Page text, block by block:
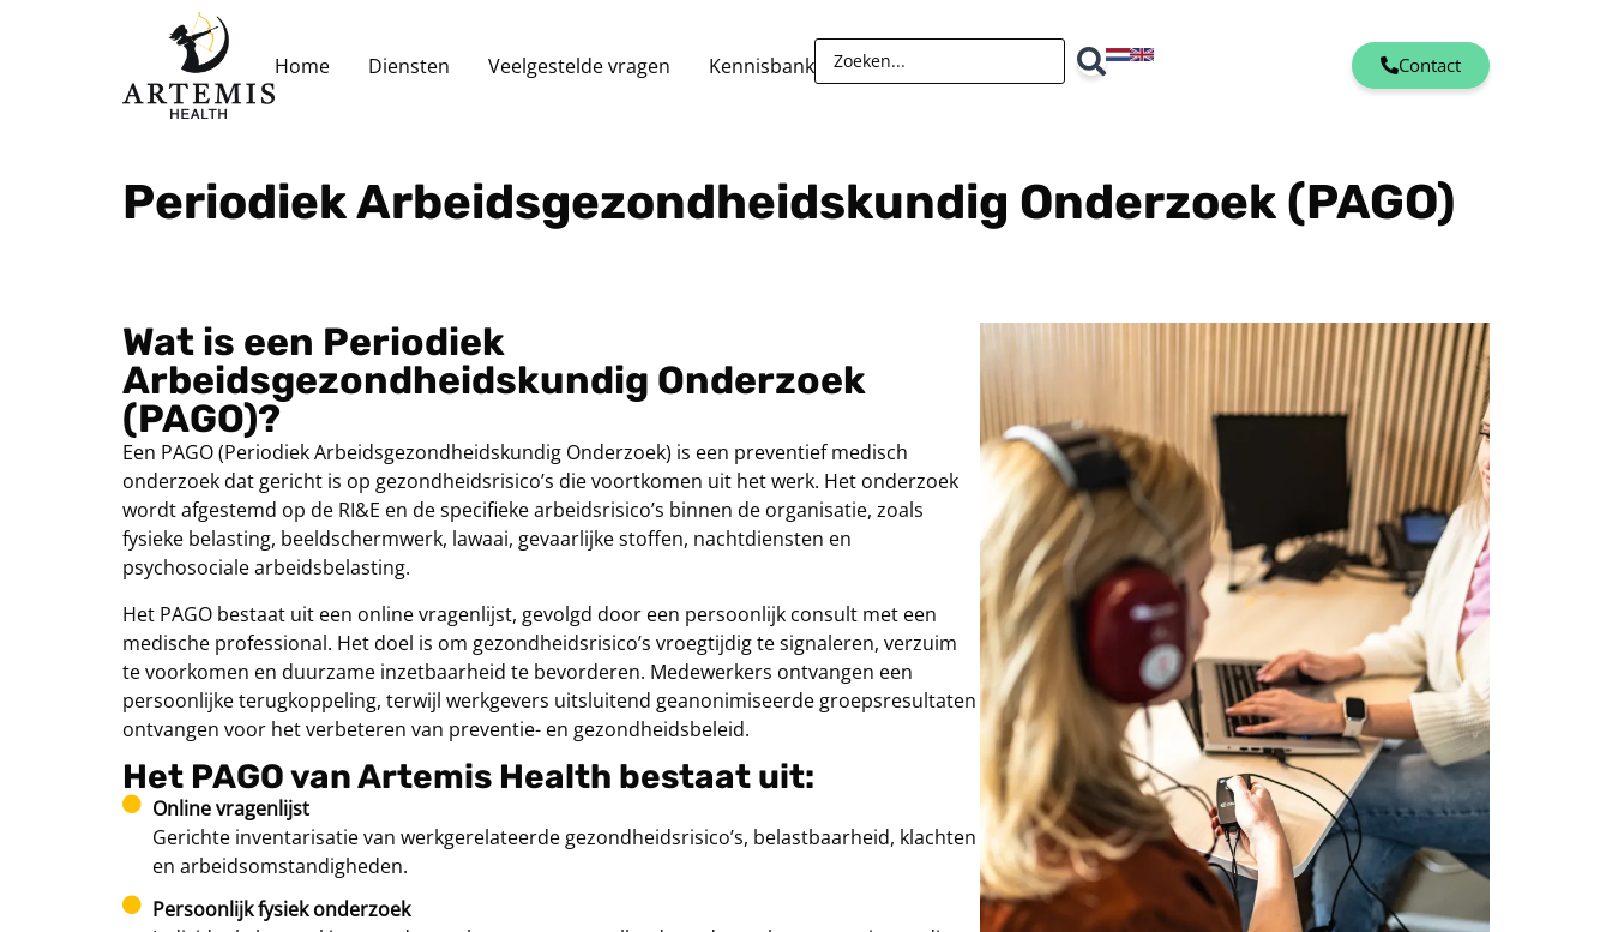
Home
Diensten Veelgestelde vragen Kennisbank Contact
Periodiek Arbeidsgezondheidskundig Onderzoek (PAGO)
Wat is een Periodiek
Arbeidsgezondheidskundig Onderzoek
(PAGO)?
Een PAGO (Periodiek Arbeidsgezondheidskundig Onderzoek) is een preventief medisch
onderzoek dat gericht is op gezondheidsrisico’s die voortkomen uit het werk. Het onderzoek
wordt afgestemd op de RI&E en de specifieke arbeidsrisico’s binnen de organisatie, zoals
fysieke belasting, beeldschermwerk, lawaai, gevaarlijke stoffen, nachtdiensten en
psychosociale arbeidsbelasting.
Het PAGO bestaat uit een online vragenlijst, gevolgd door een persoonlijk consult met een
medische professional. Het doel is om gezondheidsrisico’s vroegtijdig te signaleren, verzuim
te voorkomen en duurzame inzetbaarheid te bevorderen. Medewerkers ontvangen een
persoonlijke terugkoppeling, terwijl werkgevers uitsluitend geanonimiseerde groepsresultaten
ontvangen voor het verbeteren van preventie- en gezondheidsbeleid.
Het PAGO van Artemis Health bestaat uit:
Online vragenlijst
Gerichte inventarisatie van werkgerelateerde gezondheidsrisico’s, belastbaarheid, klachten
en arbeidsomstandigheden.
Persoonlijk fysiek onderzoek